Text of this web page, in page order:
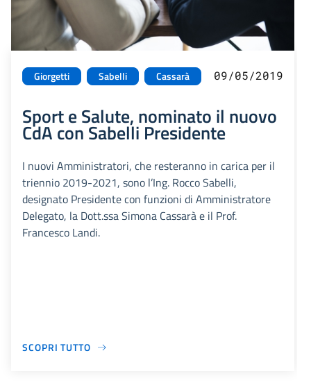
Giorgetti Sabelli Cassarà 09/05/2019
Sport e Salute, nominato il nuovo
CdA con Sabelli Presidente
I nuovi Amministratori, che resteranno in carica per il
triennio 2019-2021, sono l’Ing. Rocco Sabelli,
designato Presidente con funzioni di Amministratore
Delegato, la Dott.ssa Simona Cassarà e il Prof.
Francesco Landi.
SCOPRI TUTTO